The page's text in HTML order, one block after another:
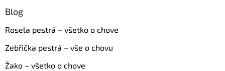
Blog
Rosela pestrá – všetko o chove
Zebřička pestrá – vše o chovu
Žako – všetko o chove